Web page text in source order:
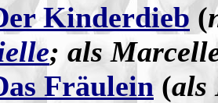
Kinderdieb (
; als
Fräulein (als